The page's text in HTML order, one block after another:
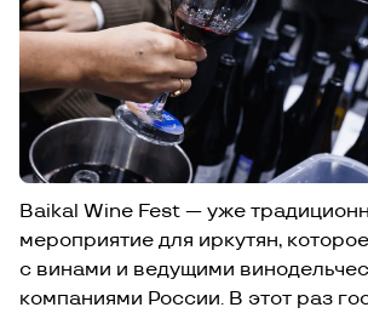
Baikal Wine Fest — уже
мероприятие для иркутян,
с винами и ведущими
компаниями России. В этот раз